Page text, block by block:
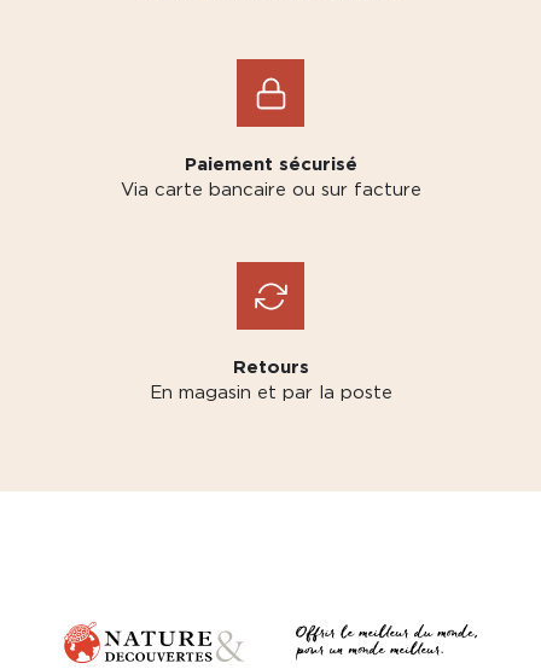
Paiement sécurisé
Via carte bancaire ou sur facture
Retours
En magasin et par la poste